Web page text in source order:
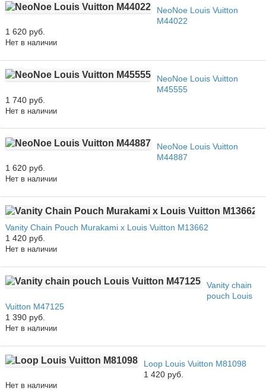
NeoNoe Louis Vuitton
M44022
1 620 руб.
Нет в наличии
NeoNoe Louis Vuitton
M45555
1 740 руб.
Нет в наличии
NeoNoe Louis Vuitton
M44887
1 620 руб.
Нет в наличии
Vanity Chain Pouch Murakami x Louis Vuitton M13662
1 420 руб.
Нет в наличии
Vanity chain
pouch Louis
Vuitton M47125
1 390 руб.
Нет в наличии
Loop Louis Vuitton M81098
1 420 руб.
Нет в наличии